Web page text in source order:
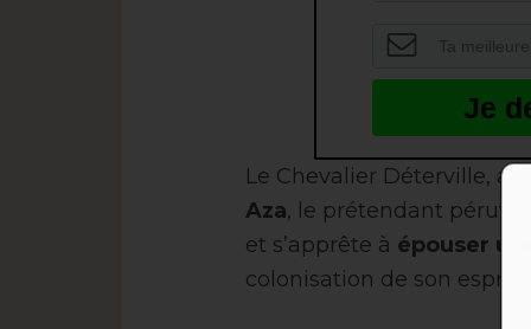
Je
Le Chevalier Déterville,
Aza, le prétendant
et s’apprête à épouser
colonisation de son esprit